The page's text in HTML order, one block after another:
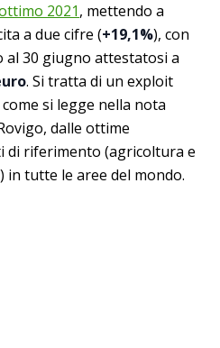
2021, mettendo a
a due cifre (+19,1%), con
30 giugno attestatosi a
. Si tratta di un exploit
si legge nella nota
dalle ottime
di riferimento (agricoltura e
tutte le aree del mondo.